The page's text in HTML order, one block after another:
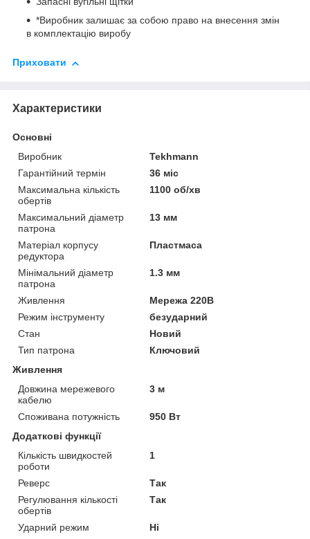
*Виробник залишає за собою право на внесення змін
в комплектацію виробу
Приховати
Характеристики
Основні
Виробник
Tekhmann
Гарантійний термін
36 міс
Максимальна кількість
обертів
1100 об/хв
Максимальний діаметр
патрона
13 мм
Матеріал корпусу
редуктора
Пластмаса
Мінімальний діаметр
патрона
1.3 мм
Живлення
Мережа 220В
Режим інструменту
безударний
Стан
Новий
Тип патрона
Ключовий
Живлення
Довжина мережевого
кабелю
3 м
Споживана потужність
950 Вт
Додаткові функції
Кількість швидкостей
роботи
1
Реверс
Так
Регулювання кількості
обертів
Так
Ударний режим Ні